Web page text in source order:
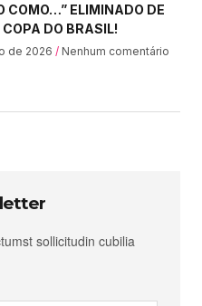
COMO…” ELIMINADO DE
COPA DO BRASIL!
de 2026 Nenhum comentário
sollicitudin cubilia